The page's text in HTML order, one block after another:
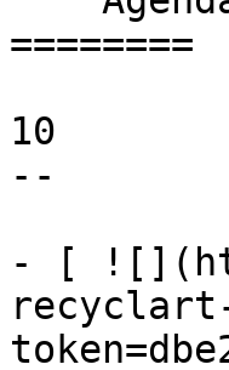
========
10
--
- [